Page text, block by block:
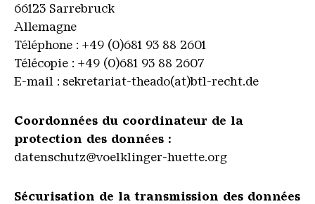
66123 Sarrebruck
Allemagne
Téléphone : +49 (0)681 93 88 2601
Télécopie : +49 (0)681 93 88 2607
E-mail : sekretariat-theado(at)btl-recht.de
Coordonnées du coordinateur de la
protection des données :
datenschutz@voelklinger-huette.org
Sécurisation de la transmission des données